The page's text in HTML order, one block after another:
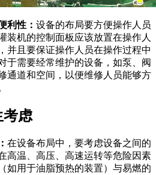
利性： 设备的布局要方便操作人员
装机的控制面板应该放置在操作人
并且要保证操作人员在操作过程中
于需要经常维护的设备，如泵、阀
通道和空间，以便维修人员能够方
虑
在设备布局中，要考虑设备之间的
高温、高压、高速运转等危险因素
如用于油脂预热的装置）与易燃的